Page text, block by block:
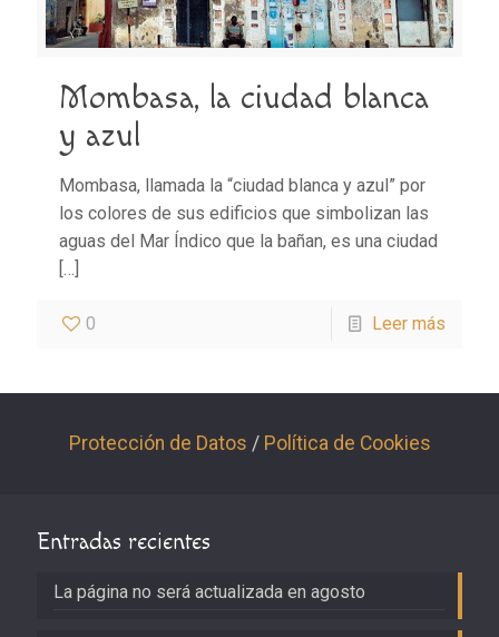
Mombasa, la ciudad blanca
y azul
Mombasa, llamada la “ciudad blanca y azul” por
los colores de sus edificios que simbolizan las
aguas del Mar Índico que la bañan, es una ciudad
[…]
0 Leer más
Protección de Datos / Política de Cookies
Entradas recientes
La página no será actualizada en agosto